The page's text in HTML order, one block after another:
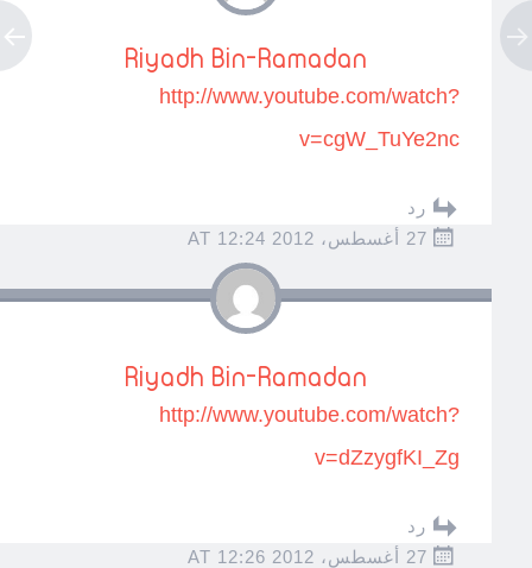
Riyadh Bin-Ramadan
http://www.youtube.com/watch?
v=cgW_TuYe2nc
رد
27 أغسطس، 2012 AT 12:24
Riyadh Bin-Ramadan
http://www.youtube.com/watch?
v=dZzygfKI_Zg
رد
27 أغسطس، 2012 AT 12:26